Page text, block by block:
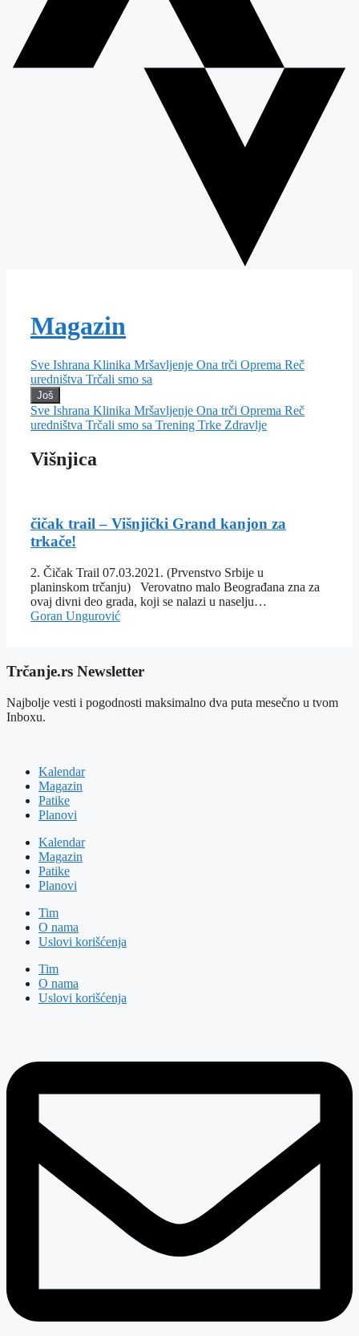
Magazin
Sve Ishrana Klinika Mršavljenje Ona trči Oprema Reč
uredništva Trčali smo sa
Još
Sve Ishrana Klinika Mršavljenje Ona trči Oprema Reč
uredništva Trčali smo sa Trening Trke Zdravlje
Višnjica
čičak trail – Višnjički Grand kanjon za
trkače!
2. Čičak Trail 07.03.2021. (Prvenstvo Srbije u
planinskom trčanju) Verovatno malo Beograđana zna za
ovaj divni deo grada, koji se nalazi u naselju…
Goran Ungurović
Trčanje.rs Newsletter
Najbolje vesti i pogodnosti maksimalno dva puta mesečno u tvom
Inboxu.
Kalendar
Magazin
Patike
Planovi
Kalendar
Magazin
Patike
Planovi
Tim
O nama
Uslovi korišćenja
Tim
O nama
Uslovi korišćenja